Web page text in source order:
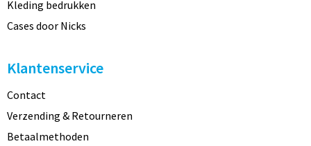
Kleding bedrukken
Cases door Nicks
Klantenservice
Contact
Verzending & Retourneren
Betaalmethoden